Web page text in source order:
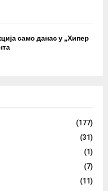
само данас у „Хипер
(177)
(31)
(1)
(7)
(11)